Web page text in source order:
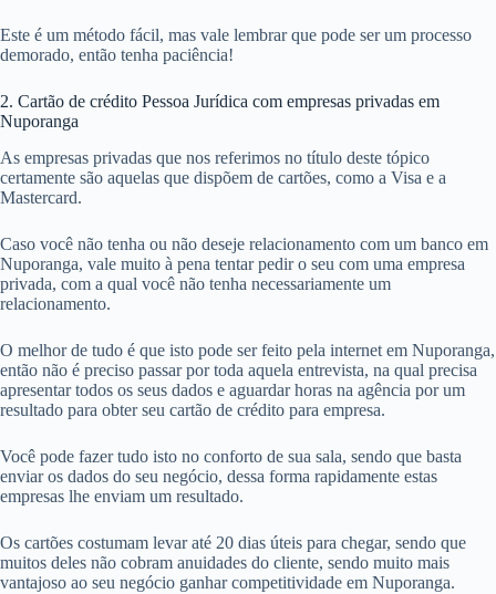
Este é um método fácil, mas vale lembrar que pode ser um processo
demorado, então tenha paciência!
2. Cartão de crédito Pessoa Jurídica com empresas privadas em
Nuporanga
As empresas privadas que nos referimos no título deste tópico
certamente são aquelas que dispõem de cartões, como a Visa e a
Mastercard.
Caso você não tenha ou não deseje relacionamento com um banco em
Nuporanga, vale muito à pena tentar pedir o seu com uma empresa
privada, com a qual você não tenha necessariamente um
relacionamento.
O melhor de tudo é que isto pode ser feito pela internet em Nuporanga,
então não é preciso passar por toda aquela entrevista, na qual precisa
apresentar todos os seus dados e aguardar horas na agência por um
resultado para obter seu cartão de crédito para empresa.
Você pode fazer tudo isto no conforto de sua sala, sendo que basta
enviar os dados do seu negócio, dessa forma rapidamente estas
empresas lhe enviam um resultado.
Os cartões costumam levar até 20 dias úteis para chegar, sendo que
muitos deles não cobram anuidades do cliente, sendo muito mais
vantajoso ao seu negócio ganhar competitividade em Nuporanga.